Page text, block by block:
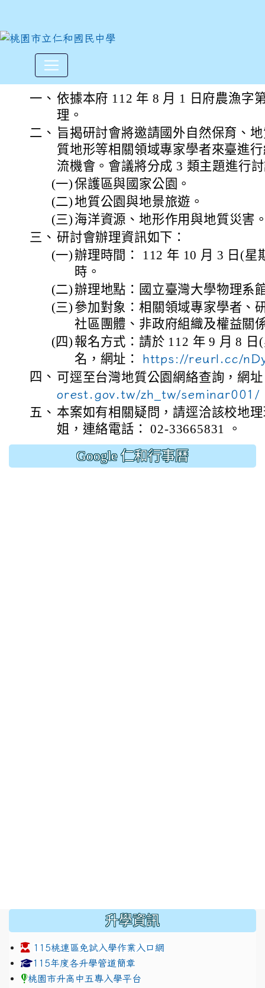
行政院農業委員會林務局與
一、 依據本府 112 年 8 月 1 日府農漁字
理。
二、 旨揭研討會將邀請國外自然保育、
質地形等相關領域專家學者來臺進
流機會。會議將分成 3 類主題進行
(一)保護區與國家公園。
(二)地質公園與地景旅遊。
(三) 海洋資源、地形作用與地質災害
三、 研討會辦理資訊如下：
(一)辦理時間： 112 年 10 月 3 日(星
時。
(二)辦理地點：國立臺灣大學物理系
(三) 參加對象：相關領域專家學者、
社區團體、非政府組織及權益關
(四) 報名方式：請於 112 年 9 月 8
名，網址： https://reurl.cc/
四、 可逕至台灣地質公園網絡查詢，網
orest.gov.tw/zh_tw/seminar001/
五、 本案如有相關疑問，請逕洽該校地
姐，連絡電話： 02-33665831 。
Google 仁和行事曆
升學資訊
115桃連區免試入學作業入口網
link to https://www.jhjhs.tyc.edu.tw/modules/
115年度各升學管道簡章
桃園市升高中五專入學平台